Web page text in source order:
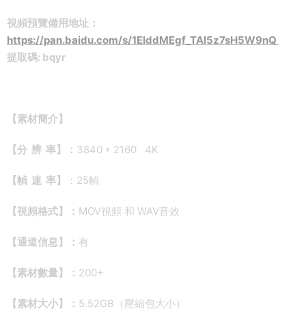
視頻預覽備用地址：
https://pan.baidu.com/s/1EIddMEgf_TAI5z7sH5W9nQ
提取碼: bqyr
【素材簡介】
【分 辨 率】： 3840 * 2160 4K
【幀 速 率】 ：25幀
【視頻格式】： MOV視頻 和 WAV音效
【通道信息】： 有
【素材數量】： 200+
【素材大小】： 5.52GB（壓縮包大小）